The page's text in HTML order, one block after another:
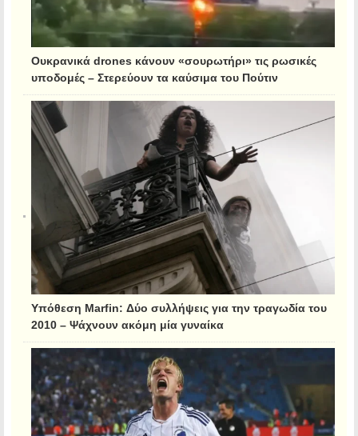
Ουκρανικά drones κάνουν «σουρωτήρι» τις ρωσικές
υποδομές – Στερεύουν τα καύσιμα του Πούτιν
Υπόθεση Marfin: Δύο συλλήψεις για την τραγωδία του
2010 – Ψάχνουν ακόμη μία γυναίκα